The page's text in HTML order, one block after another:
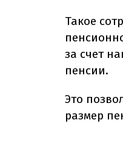
Такое
за счет
пенсии.
Это
размер